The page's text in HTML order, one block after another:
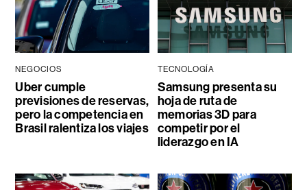
NEGOCIOS
Uber cumple
previsiones de reservas,
pero la competencia en
Brasil ralentiza los viajes
TECNOLOGÍA
Samsung presenta su
hoja de ruta de
memorias 3D para
competir por el
liderazgo en IA